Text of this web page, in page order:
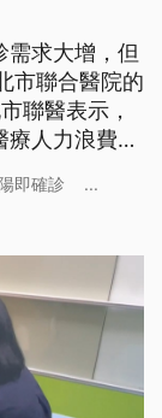
需求大增，但
市聯合醫院的
聯醫表示，
人力浪費的
即確診 ...